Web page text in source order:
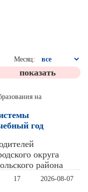
Месяц:
год
округа
района
2026-08-07
17